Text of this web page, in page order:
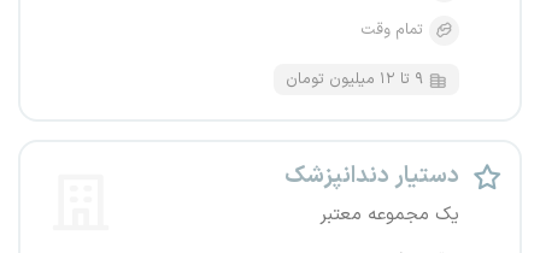
تمام وقت
۹ تا ۱۲ میلیون تومان
دستیار دندانپزشک
یک مجموعه معتبر